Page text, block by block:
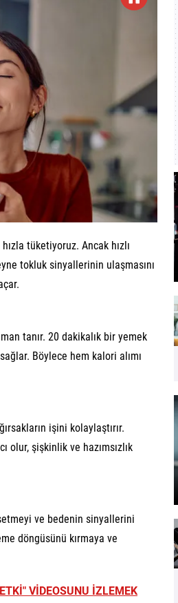
tüketiyoruz. Ancak hızlı
tokluk sinyallerinin ulaşmasını
tanır. 20 dakikalık bir yemek
Böylece hem kalori alımı
işini kolaylaştırır.
olur, şişkinlik ve hazımsızlık
ve bedenin sinyallerini
döngüsünü kırmaya ve
VİDEOSUNU İZLEMEK